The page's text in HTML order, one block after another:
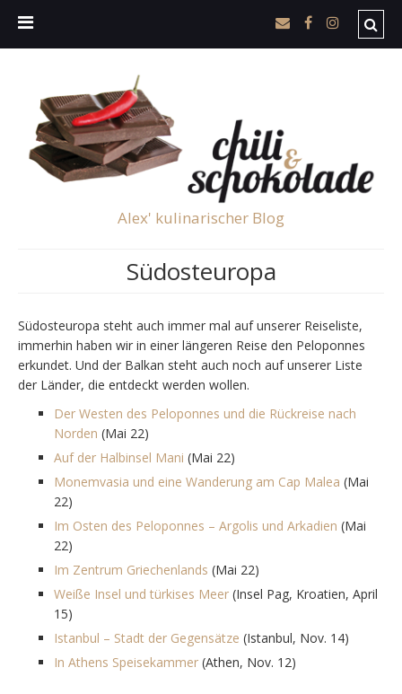
Alex' kulinarischer Blog
Südosteuropa
Südosteuropa steht auch immer mal auf unserer Reiseliste,
immerhin haben wir in einer längeren Reise den Peloponnes
erkundet. Und der Balkan steht auch noch auf unserer Liste
der Länder, die entdeckt werden wollen.
Der Westen des Peloponnes und die Rückreise nach
Norden (Mai 22)
Auf der Halbinsel Mani (Mai 22)
Monemvasia und eine Wanderung am Cap Malea (Mai
22)
Im Osten des Peloponnes – Argolis und Arkadien (Mai
22)
Im Zentrum Griechenlands (Mai 22)
Weiße Insel und türkises Meer (Insel Pag, Kroatien, April
15)
Istanbul – Stadt der Gegensätze (Istanbul, Nov. 14)
In Athens Speisekammer (Athen, Nov. 12)